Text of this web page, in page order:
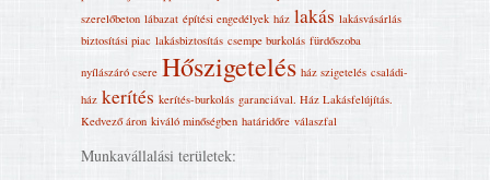
szerelőbeton lábazat építési engedélyek ház lakás lakásvásárlás
biztosítási piac lakásbiztosítás csempe burkolás fürdőszoba
nyílászáró csere Hőszigetelés ház szigetelés családi-
ház kerítés kerítés-burkolás garanciával. Ház Lakásfelújítás‎.
Kedvező áron kiváló minőségben határidőre válaszfal
Munkavállalási területek: